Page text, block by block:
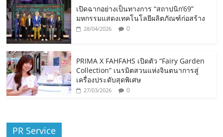
เปิดฉากอย่างเป็นทางการ “สถาปนิก’69”
มหกรรมแสดงเทคโนโลยีผลิตภัณฑ์ก่อสร้าง
28/04/2026 0
PRIMA X FAHFAHS เปิดตัว “Fairy Garden
Collection” เนรมิตสวนแห่งจินตนาการสู่
เครื่องประดับสุดพิเศษ
27/03/2026 0
PR Service